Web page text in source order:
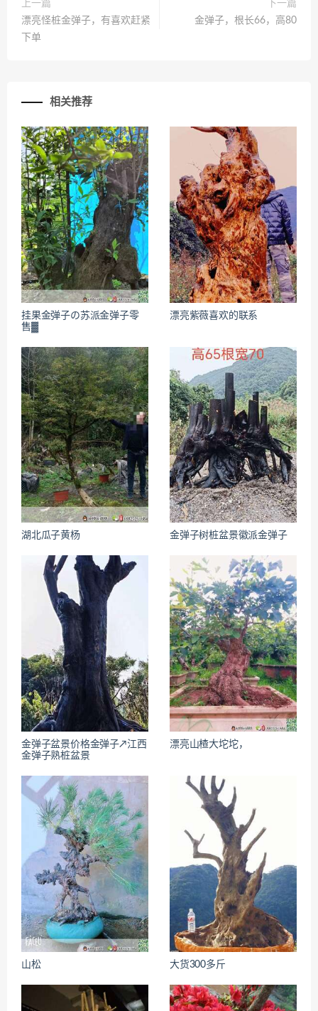
上一篇
漂亮怪桩金弹子，有喜欢赶紧
下单
下一篇
金弹子，根长66，高80
相关推荐
挂果金弹子の苏派金弹子零
售▓
漂亮紫薇喜欢的联系
湖北瓜子黄杨 金弹子树桩盆景徽派金弹子
金弹子盆景价格金弹子↗江西
金弹子熟桩盆景
漂亮山楂大坨坨，
山松 大货300多斤